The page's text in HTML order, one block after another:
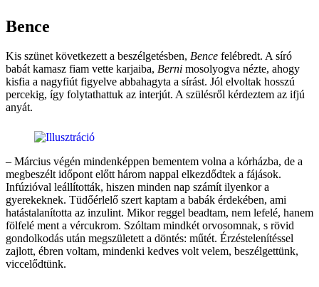
Bence
Kis szünet következett a beszélgetésben, Bence felébredt. A síró
babát kamasz fiam vette karjaiba, Berni mosolyogva nézte, ahogy
kisfia a nagyfiút figyelve abbahagyta a sírást. Jól elvoltak hosszú
percekig, így folytathattuk az interjút. A szülésről kérdeztem az ifjú
anyát.
– Március végén mindenképpen bementem volna a kórházba, de a
megbeszélt időpont előtt három nappal elkezdődtek a fájások.
Infúzióval leállították, hiszen minden nap számít ilyenkor a
gyerekeknek. Tüdőérlelő szert kaptam a babák érdekében, ami
hatástalanította az inzulint. Mikor reggel beadtam, nem lefelé, hanem
fölfelé ment a vércukrom. Szóltam mindkét orvosomnak, s rövid
gondolkodás után megszületett a döntés: műtét. Érzéstelenítéssel
zajlott, ébren voltam, mindenki kedves volt velem, beszélgettünk,
viccelődtünk.